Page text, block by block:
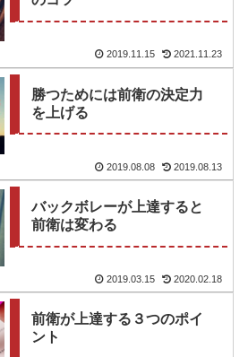
2019.11.15 2021.11.23
勝つためには前衛の決定力
を上げる
2019.08.08 2019.08.13
バックボレーが上達すると
前衛は変わる
2019.03.15 2020.02.18
前衛が上達する３つのポイ
ント